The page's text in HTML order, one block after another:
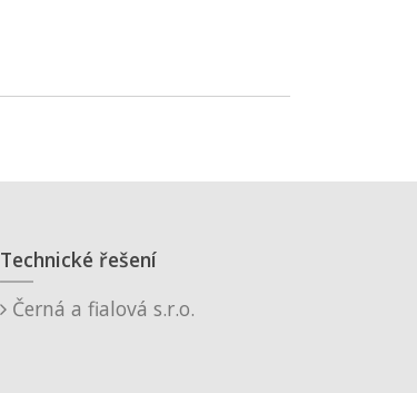
Technické řešení
Černá a fialová s.r.o.